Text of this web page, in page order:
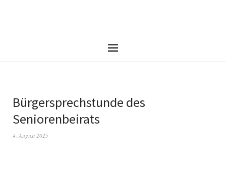
Bürgersprechstunde des
Seniorenbeirats
4. August 2025